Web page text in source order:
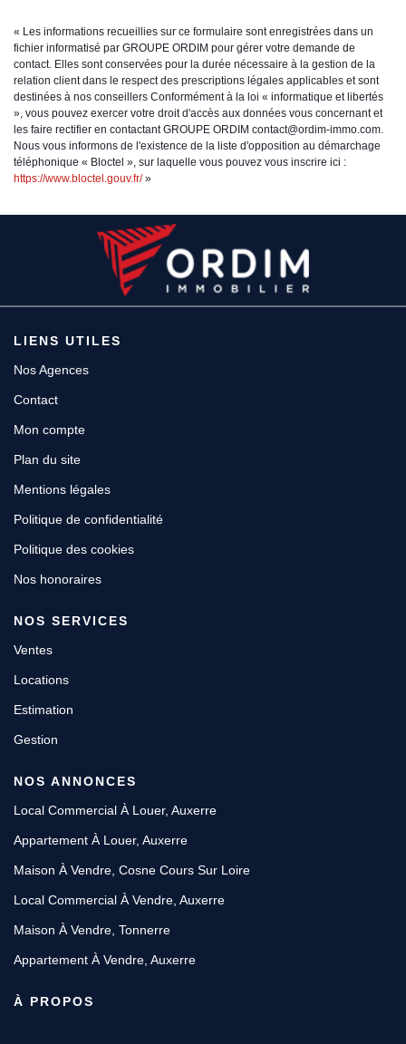
« Les informations recueillies sur ce formulaire sont enregistrées dans un
fichier informatisé par GROUPE ORDIM pour gérer votre demande de
contact. Elles sont conservées pour la durée nécessaire à la gestion de la
relation client dans le respect des prescriptions légales applicables et sont
destinées à nos conseillers Conformément à la loi « informatique et libertés
», vous pouvez exercer votre droit d'accès aux données vous concernant et
les faire rectifier en contactant GROUPE ORDIM contact@ordim-immo.com.
Nous vous informons de l'existence de la liste d'opposition au démarchage
téléphonique « Bloctel », sur laquelle vous pouvez vous inscrire ici :
https://www.bloctel.gouv.fr/»
LIENS UTILES
Nos Agences
Contact
Mon compte
Plan du site
Mentions légales
Politique de confidentialité
Politique des cookies
Nos honoraires
NOS SERVICES
Ventes
Locations
Estimation
Gestion
NOS ANNONCES
Local Commercial À Louer, Auxerre
Appartement À Louer, Auxerre
Maison À Vendre, Cosne Cours Sur Loire
Local Commercial À Vendre, Auxerre
Maison À Vendre, Tonnerre
Appartement À Vendre, Auxerre
À PROPOS